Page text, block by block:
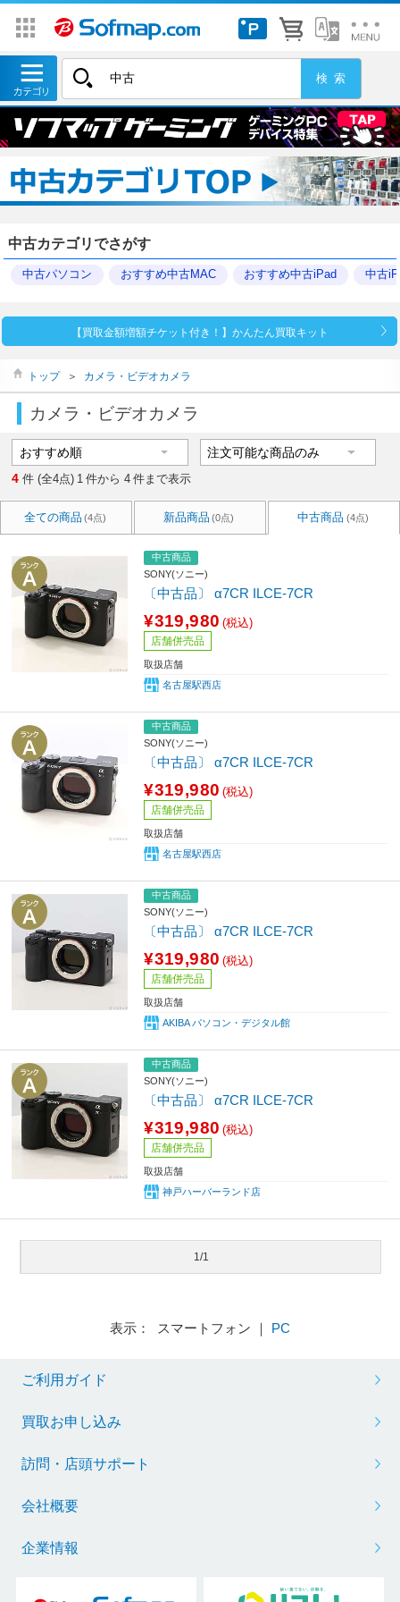
中古カテゴリでさがす
中古パソコン おすすめ中古MAC おすすめ中古iPad 中古
【買取金額増額チケット付き！】かんたん買取キット
トップ ＞ カメラ・ビデオカメラ
カメラ・ビデオカメラ
4 件 (全4点) 1 件から 4 件まで表示
全ての商品 (4点) 新品商品 (0点) 中古商品 (4点)
中古商品
SONY(ソニー)
〔中古品〕 α7CR ILCE-7CR
¥319,980 (税込)
店舗併売品
取扱店舗
名古屋駅西店
中古商品
SONY(ソニー)
〔中古品〕 α7CR ILCE-7CR
¥319,980 (税込)
店舗併売品
取扱店舗
名古屋駅西店
中古商品
SONY(ソニー)
〔中古品〕 α7CR ILCE-7CR
¥319,980 (税込)
店舗併売品
取扱店舗
AKIBA パソコン・デジタル館
中古商品
SONY(ソニー)
〔中古品〕 α7CR ILCE-7CR
¥319,980 (税込)
店舗併売品
取扱店舗
神戸ハーバーランド店
1/1
表示： スマートフォン ｜ PC
ご利用ガイド
買取お申し込み
訪問・店頭サポート
会社概要
企業情報